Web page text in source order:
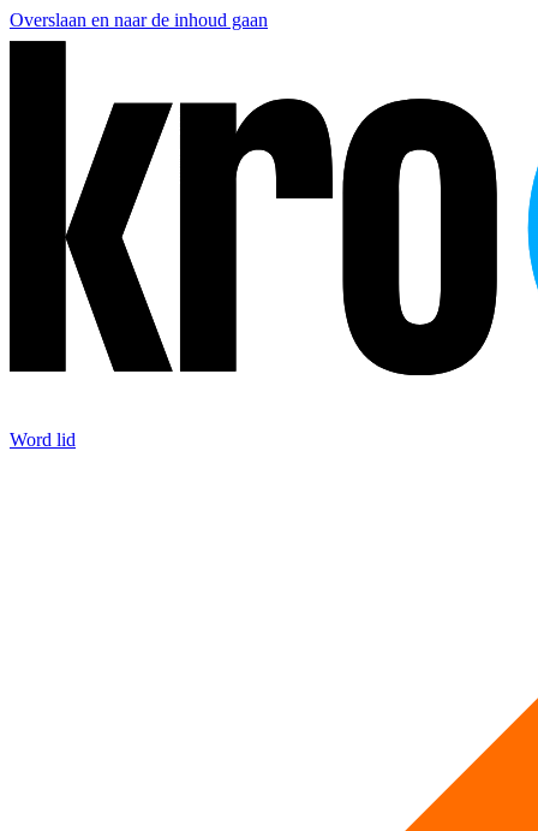
Overslaan en naar de inhoud gaan
Word lid